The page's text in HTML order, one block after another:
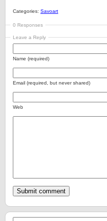
Categories: Savoart
0 Responses
Leave a Reply
Name (required)
Email (required, but never shared)
Web